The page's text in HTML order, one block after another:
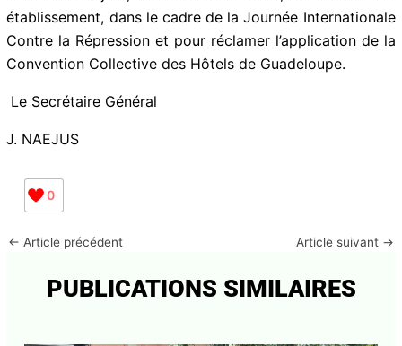
établissement, dans le cadre de la Journée Internationale
Contre la Répression et pour réclamer l’application de la
Convention Collective des Hôtels de Guadeloupe.
Le Secrétaire Général
J. NAEJUS
0
← Article précédent Article suivant →
PUBLICATIONS SIMILAIRES